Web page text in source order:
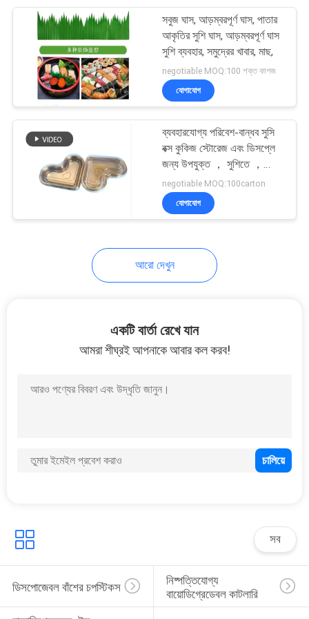
নিষ্পত্তিযোগ্য প্লাস্টিকের
কাপ
15
ক্রাফ্ট পেপার ব্যাগ
30
বিড টুথপিক্স
20
সবুজ ঘাস, আড়ম্বরপূর্ণ ঘাস, পাতার
আকৃতির সুশি ঘাস, আড়ম্বরপূর্ণ ঘাস
সুশি ব্যবহার, সমুদ্রের খাবার, মাছ,
negotiable MOQ:100 শক্ত কাগজ
যোগাযোগ
ব্যবহারযোগ্য পরিবেশ-বান্ধব সুসি
বক্স কুকিজ স্টোরেজ এবং ডিসপ্লে
জন্য উপযুক্ত ， সুশিতে ，
ফলের বাক্স ， চকোলেট বাক্স রয়েছে
negotiable MOQ:100carton
যোগাযোগ
আরো দেখুন
একটি বার্তা রেখে যান
আমরা শীঘ্রই আপনাকে আবার কল করব!
সব
ডিসপোজেবল বাঁশের চপস্টিকস
নিষ্পত্তিযোগ্য
বায়োডিগ্রেডেবল কাটলারি